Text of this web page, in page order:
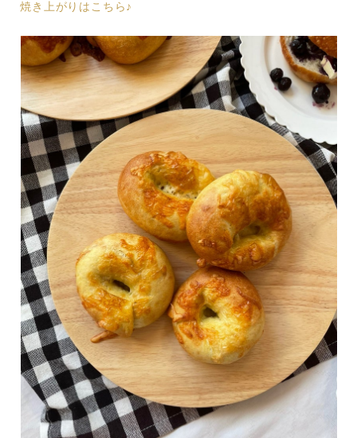
焼き上がりはこちら♪